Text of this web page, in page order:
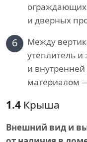
ограждающих
и дверных
6
Между
утеплитель
и
материалом
1.4 Крыша
Внешний вид и